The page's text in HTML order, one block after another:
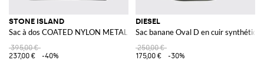
STONE ISLAND
Sac à dos COATED NYLON METAL IN ECONYL®
395,00 €
237,00 €
-40%
DIESEL
Sac banane Oval D en cuir
250,00 €
175,00 €
-30%